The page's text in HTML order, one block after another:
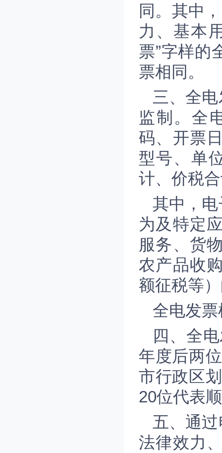
同。其中
力、基本
票”字样的
票相同。
三、全
监制。全
码、开票
型号、单
计、价税
其中，
为及特定
服务、货
农产品收
额征税等
全电发
四、全
年度后两
市行政区
20位代表
五、通
法律效力